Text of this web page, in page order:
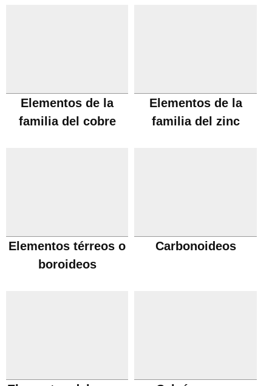
Elementos de la
familia del cobre
Elementos de la
familia del zinc
Elementos térreos o
boroideos
Carbonoideos